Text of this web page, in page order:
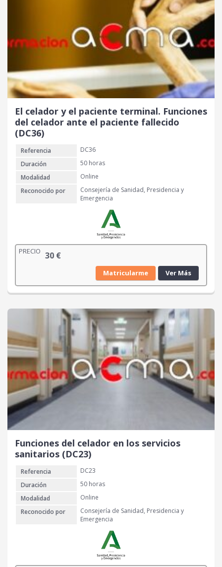
El celador y el paciente terminal. Funciones
del celador ante el paciente fallecido
(DC36)
Referencia
DC36
Duración
50 horas
Modalidad
Online
Reconocido por
Consejería de Sanidad, Presidencia y
Emergencia
PRECIO 30 €
Matricularme Ver Más
Funciones del celador en los servicios
sanitarios (DC23)
Referencia
DC23
Duración
50 horas
Modalidad
Online
Reconocido por
Consejería de Sanidad, Presidencia y
Emergencia